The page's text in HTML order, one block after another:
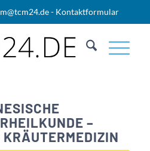
- Kontaktformular
–